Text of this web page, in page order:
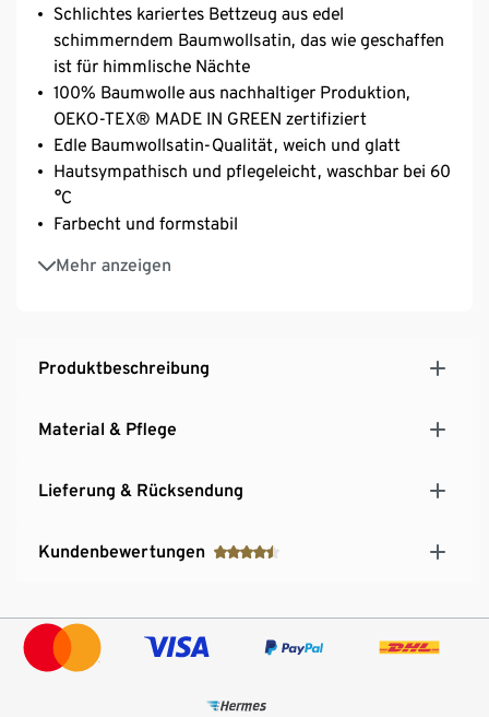
Schlichtes kariertes Bettzeug aus edel
schimmerndem Baumwollsatin, das wie geschaffen
ist für himmlische Nächte
100% Baumwolle aus nachhaltiger Produktion,
OEKO-TEX® MADE IN GREEN zertifiziert
Edle Baumwollsatin-Qualität, weich und glatt
Hautsympathisch und pflegeleicht, waschbar bei 60
°C
Farbecht und formstabil
Mehr anzeigen
Versteckter YKK-Reißverschluss
Produktbeschreibung
Material & Pflege
Lieferung & Rücksendung
Kundenbewertungen